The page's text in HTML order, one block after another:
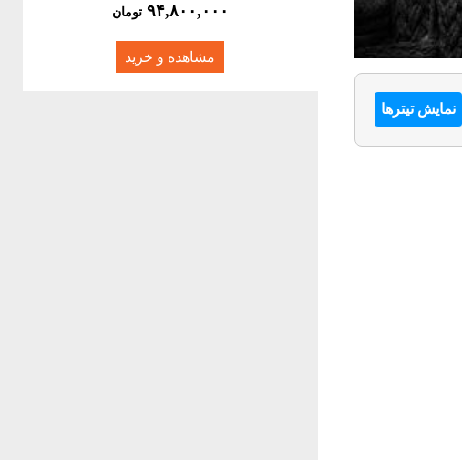
نمایش تیترها
۹۴,۸۰۰,۰۰۰ تومان
مشاهده و خرید